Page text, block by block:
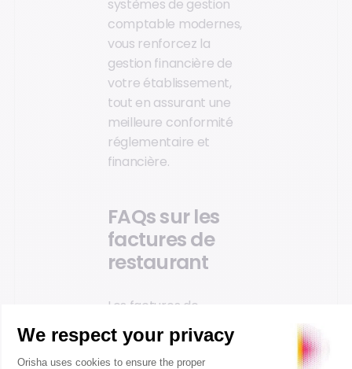
systèmes de gestion
comptable modernes,
vous renforcez la
gestion financière de
votre établissement,
tout en assurant une
meilleure conformité
réglementaire et
financière.
FAQs sur les
factures de
restaurant
Les factures de
restaurant soulèvent
souvent des questions
tant du côté des